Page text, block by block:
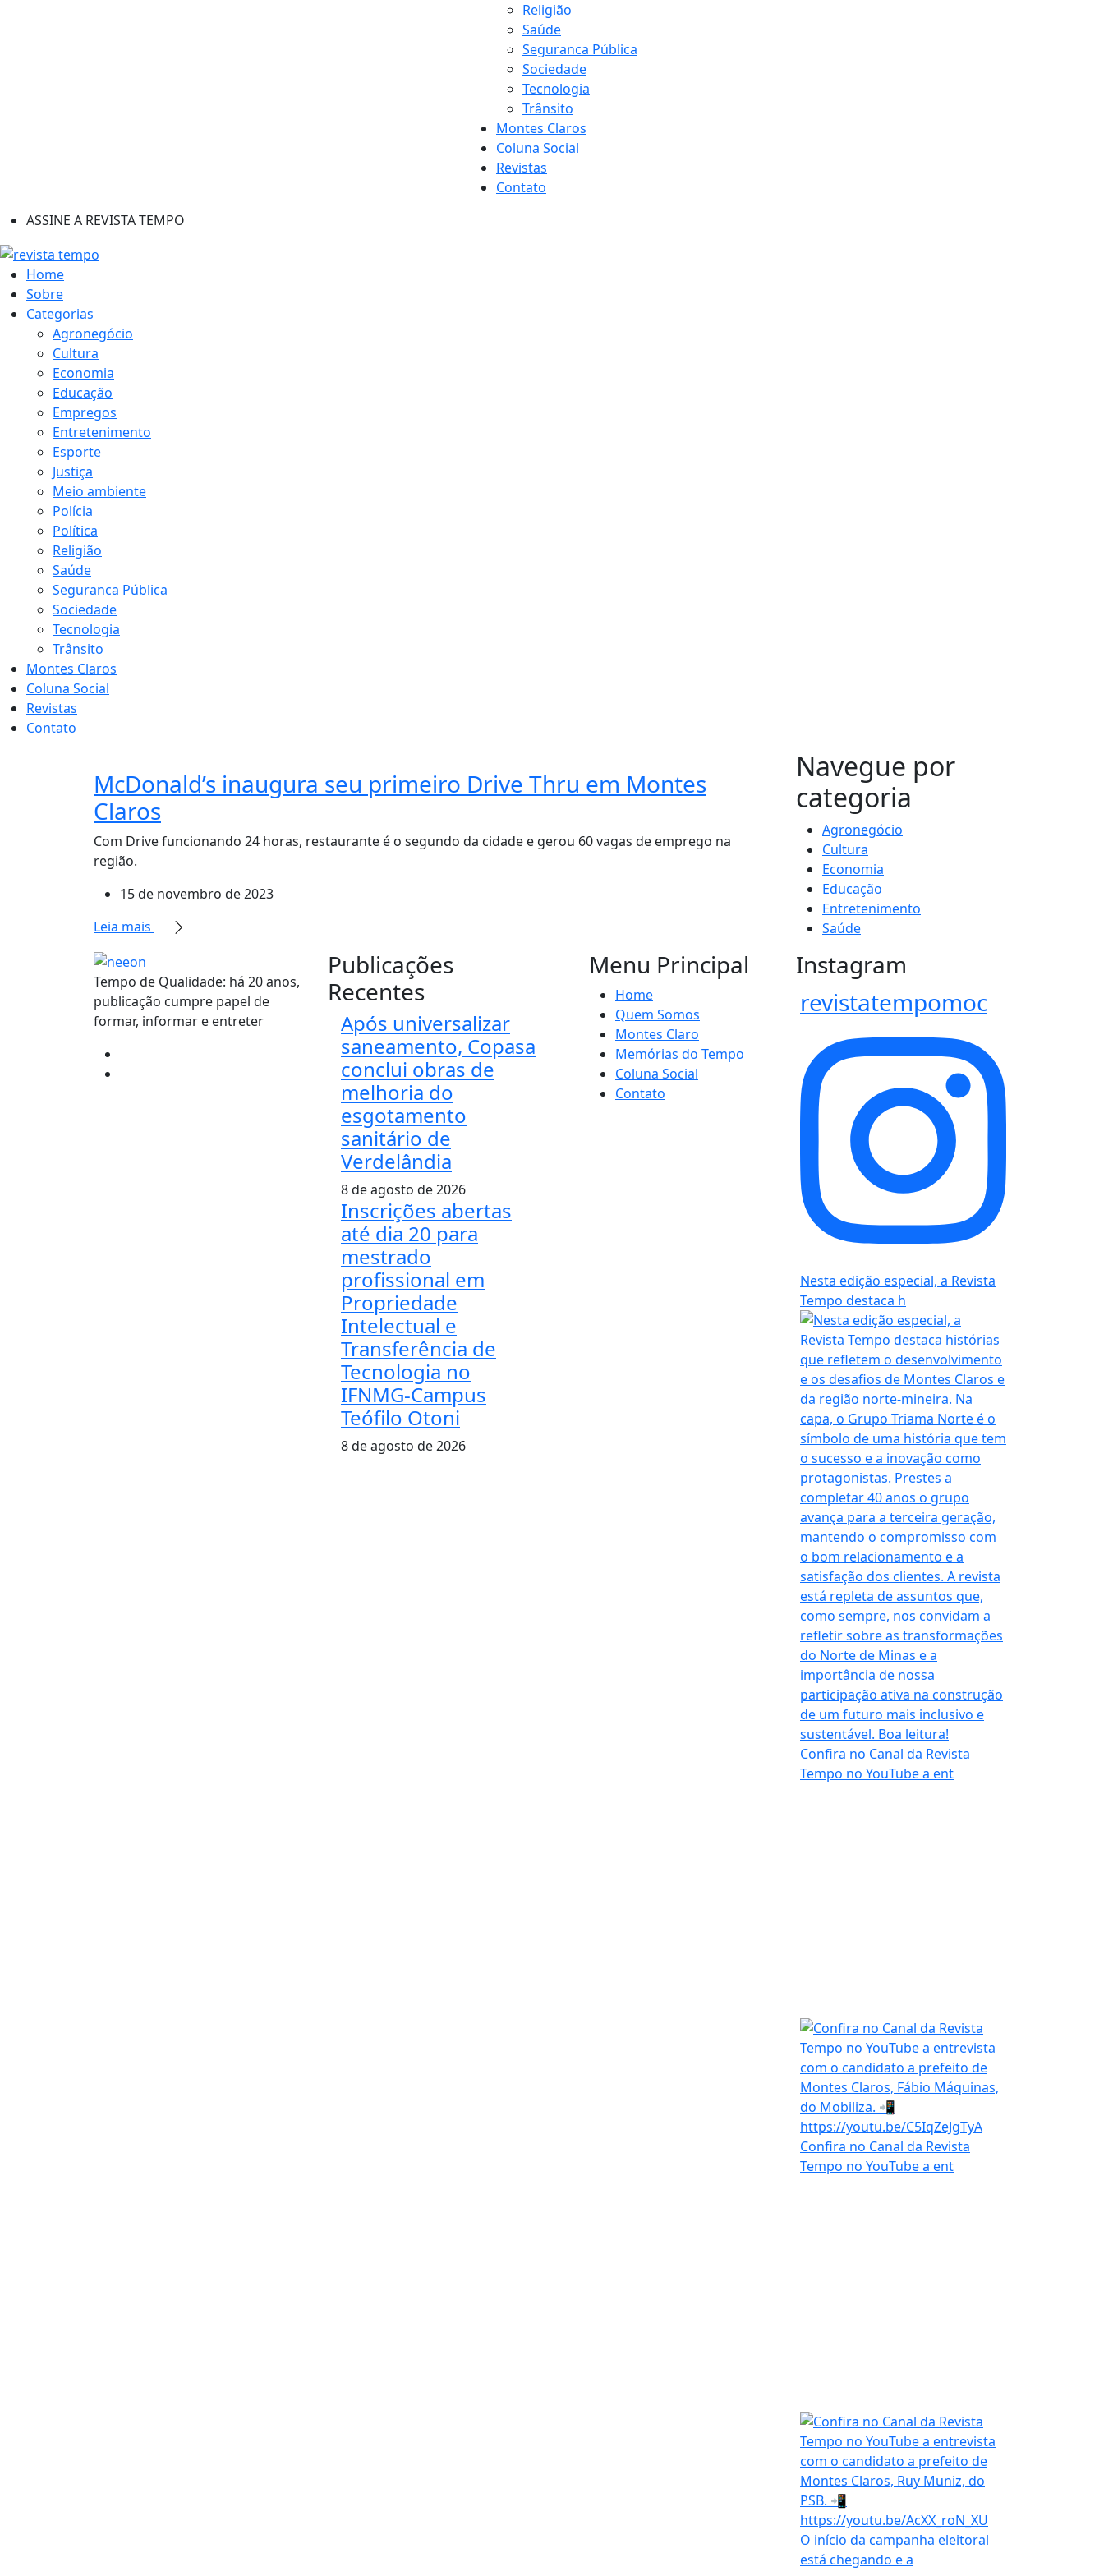
Religião
Saúde
Seguranca Pública
Sociedade
Tecnologia
Trânsito
Montes Claros
Coluna Social
Revistas
Contato
ASSINE A REVISTA TEMPO
Home
Sobre
Categorias
Agronegócio
Cultura
Economia
Educação
Empregos
Entretenimento
Esporte
Justiça
Meio ambiente
Polícia
Política
Religião
Saúde
Seguranca Pública
Sociedade
Tecnologia
Trânsito
Montes Claros
Coluna Social
Revistas
Contato
McDonald’s inaugura seu primeiro Drive Thru em Montes
Claros
Com Drive funcionando 24 horas, restaurante é o segundo da cidade e gerou 60 vagas de emprego na
região.
15 de novembro de 2023
Leia mais
MAIS VISTOS
Navegue por
categoria
Agronegócio
Cultura
Economia
Educação
Entretenimento
Saúde
Tempo de Qualidade: há 20 anos,
publicação cumpre papel de
formar, informar e entreter
Publicações
Recentes
Após universalizar
saneamento, Copasa
conclui obras de
melhoria do
esgotamento
sanitário de
Verdelândia
8 de agosto de 2026
Inscrições abertas
até dia 20 para
mestrado
profissional em
Propriedade
Intelectual e
Transferência de
Tecnologia no
IFNMG-Campus
Teófilo Otoni
8 de agosto de 2026
Menu Principal
Home
Quem Somos
Montes Claro
Memórias do Tempo
Coluna Social
Contato
Instagram
revistatempomoc
Nesta edição especial, a Revista
Tempo destaca h
Confira no Canal da Revista
Tempo no YouTube a ent
Confira no Canal da Revista
Tempo no YouTube a ent
O início da campanha eleitoral
está chegando e a